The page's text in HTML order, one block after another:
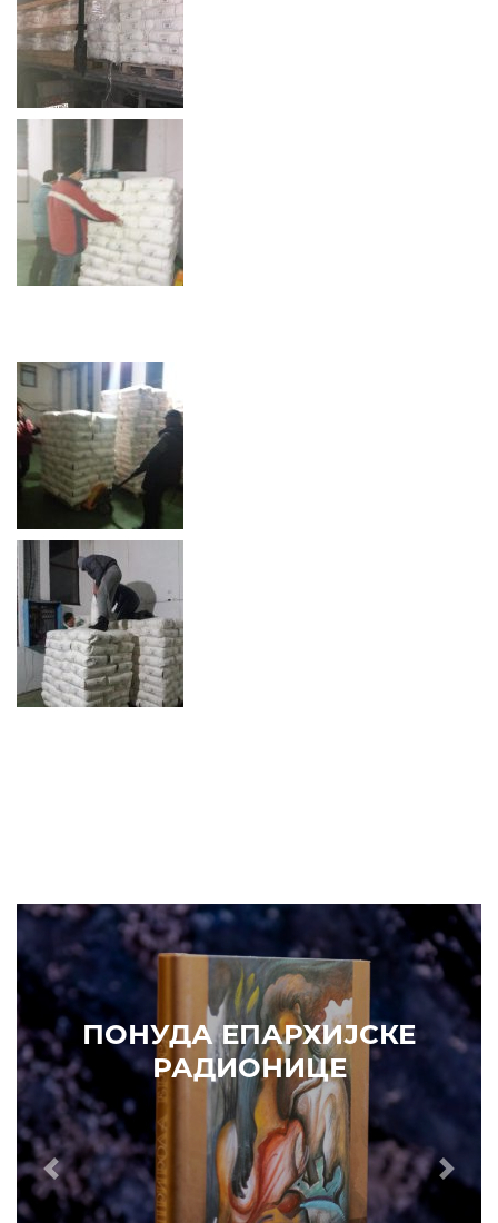
ПОНУДА ЕПАРХИЈСКЕ
РАДИОНИЦЕ
КУПИТЕ
Prethodni
ИЗДВАЈАМО АРХИВА
7. ЈУН 2010. САОПШТЕЊА
Eпископ Атанасије: Кратак одговор Жељку Жугићу –
Которанину, а уствари Епископу Артемију
15. ЈАНУАР 2011. ВЕСТИ
Eпископ Атанасије: Артемијева секта -
парасинагога=парацрква